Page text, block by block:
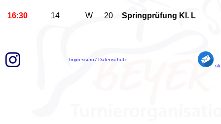
16:30 14 W 20 Springprüfung Kl. L
Impressum / Datenschutz